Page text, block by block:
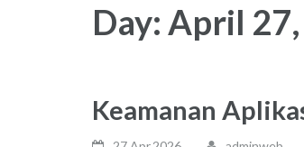
Day: April
Keamanan